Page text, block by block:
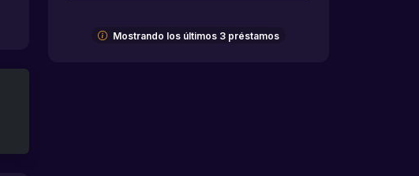
Mostrando los últimos 3 préstamos